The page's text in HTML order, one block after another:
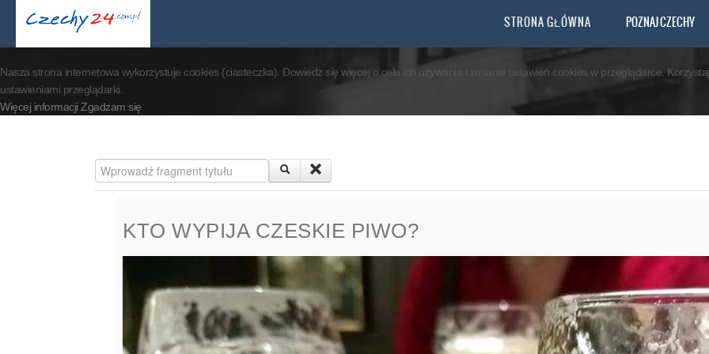
Nasza strona internetowa wykorzystuje cookies (ciasteczka). Dowiedz się więcej o celu ich używania i zmianie ustawień cookies w przeglądarce.
ustawieniami przeglądarki.
Więcej informacji Zgadzam się
STRONA GŁÓWNA POZNAJ CZECHY
Wprowadź fragment tytułu
KTO WYPIJA CZESKIE PIWO?
By visiting our website you agree that we are using cookies to ensure you to get the best experience.